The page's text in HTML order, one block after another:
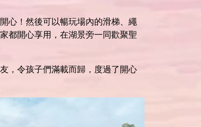
心！然後可以暢玩場內的滑梯、繩
都開心享用，在湖景旁一同歡聚聖
，令孩子們滿載而歸，度過了開心